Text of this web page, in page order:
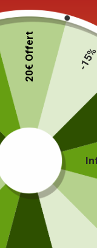
Théière en
Iwachu
19 en stock
20€ Offert -15%